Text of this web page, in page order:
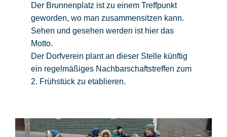
Der Brunnenplatz ist zu einem Treffpunkt
geworden, wo man zusammensitzen kann.
Sehen und gesehen werden ist hier das
Motto.
Der Dorfverein plant an dieser Stelle künftig
ein regelmäßiges Nachbarschaftstreffen zum
2. Frühstück zu etablieren.